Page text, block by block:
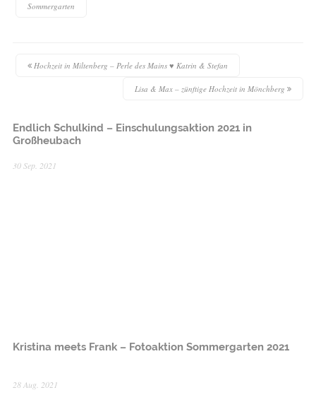
Sommergarten
Hochzeit in Miltenberg – Perle des Mains ♥ Katrin & Stefan
Lisa & Max – zünftige Hochzeit in Mönchberg
Endlich Schulkind – Einschulungsaktion 2021 in
Großheubach
30 Sep. 2021
Kristina meets Frank – Fotoaktion Sommergarten 2021
28 Aug. 2021